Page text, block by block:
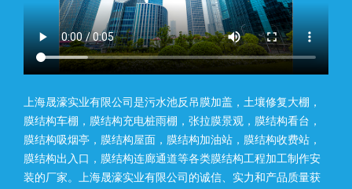
上海晟濠实业有限公司是污水池反吊膜加盖，土壤修复大棚，
膜结构车棚，膜结构充电桩雨棚，张拉膜景观，膜结构看台，
膜结构吸烟亭，膜结构屋面，膜结构加油站，膜结构收费站，
膜结构出入口，膜结构连廊通道等各类膜结构工程加工制作安
装的厂家。上海晟濠实业有限公司的诚信、实力和产品质量获